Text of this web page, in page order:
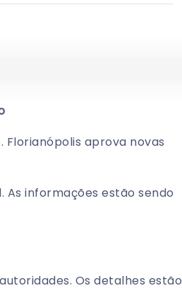
aprova novas
informações estão sendo
Os detalhes estão